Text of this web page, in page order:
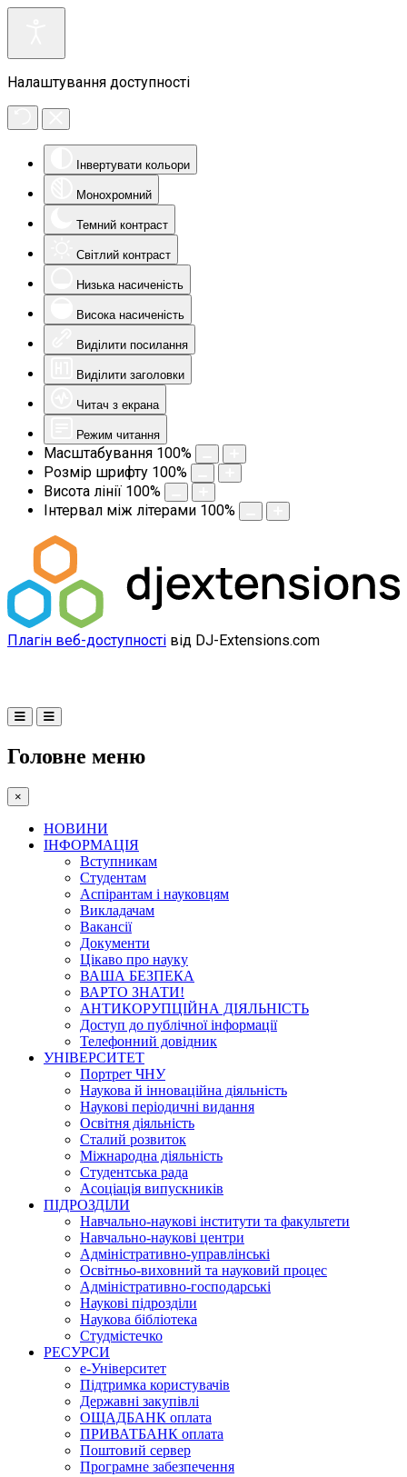
Налаштування доступності
Інвертувати кольори
Монохромний
Темний контраст
Світлий контраст
Низька насиченість
Висока насиченість
Виділити посилання
Виділити заголовки
Читач з екрана
Режим читання
Масштабування 100%
Розмір шрифту 100%
Висота лінії 100%
Інтервал між літерами 100%
Плагін веб-доступності від DJ-Extensions.com
Головне меню
×
НОВИНИ
ІНФОРМАЦІЯ
Вступникам
Студентам
Аспірантам і науковцям
Викладачам
Вакансії
Документи
Цікаво про науку
ВАША БЕЗПЕКА
ВАРТО ЗНАТИ!
АНТИКОРУПЦІЙНА ДІЯЛЬНІСТЬ
Доступ до публічної інформації
Телефонний довідник
УНІВЕРСИТЕТ
Портрет ЧНУ
Наукова й інноваційна діяльність
Наукові періодичні видання
Освітня діяльність
Сталий розвиток
Міжнародна діяльність
Студентська рада
Асоціація випускників
ПІДРОЗДІЛИ
Навчально-наукові інститути та факультети
Навчально-наукові центри
Адміністративно-управлінські
Освітньо-виховний та науковий процес
Адміністративно-господарські
Наукові підрозділи
Наукова бібліотека
Студмістечко
РЕСУРСИ
е-Університет
Підтримка користувачів
Державні закупівлі
ОЩАДБАНК оплата
ПРИВАТБАНК оплата
Поштовий сервер
Програмне забезпечення